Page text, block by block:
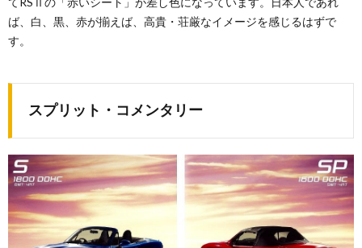
ば、白、黒、赤が揃えば、高貴・荘厳なイメージを感じるはずで
す。
スプリット・コメンタリー